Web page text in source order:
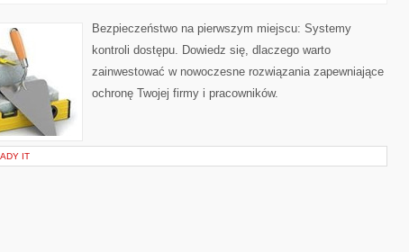
MIEJSCU:
SYSTEMY
DOSTĘPU
Bezpieczeństwo na pierwszym miejscu: Systemy
kontroli dostępu. Dowiedz się, dlaczego warto
zainwestować w nowoczesne rozwiązania zapewniające
ochronę Twojej firmy i pracowników.
IT